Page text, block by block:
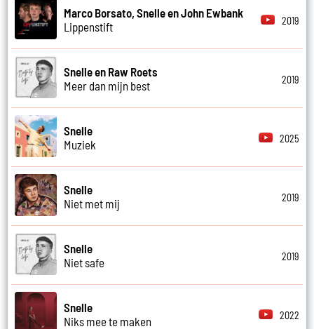
Marco Borsato, Snelle en John Ewbank
Lippenstift
2019
Snelle en Raw Roets
Meer dan mijn best
2019
Snelle
Muziek
2025
Snelle
Niet met mij
2019
Snelle
Niet safe
2019
Snelle
Niks mee te maken
2022